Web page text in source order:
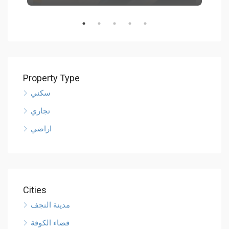
Property Type
سكني
تجاري
اراضي
Cities
مدينة النجف
قضاء الكوفة